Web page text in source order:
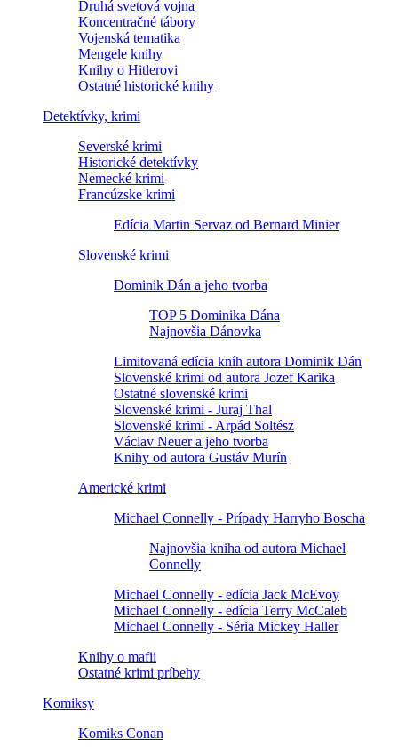
Druhá svetová vojna
Koncentračné tábory
Vojenská tematika
Mengele knihy
Knihy o Hitlerovi
Ostatné historické knihy
Detektívky, krimi
Severské krimi
Historické detektívky
Nemecké krimi
Francúzske krimi
Edícia Martin Servaz od Bernard Minier
Slovenské krimi
Dominik Dán a jeho tvorba
TOP 5 Dominika Dána
Najnovšia Dánovka
Limitovaná edícia kníh autora Dominik Dán
Slovenské krimi od autora Jozef Karika
Ostatné slovenské krimi
Slovenské krimi - Juraj Thal
Slovenské krimi - Arpád Soltész
Václav Neuer a jeho tvorba
Knihy od autora Gustáv Murín
Americké krimi
Michael Connelly - Prípady Harryho Boscha
Najnovšia kniha od autora Michael
Connelly
Michael Connelly - edícia Jack McEvoy
Michael Connelly - edícia Terry McCaleb
Michael Connelly - Séria Mickey Haller
Knihy o mafii
Ostatné krimi príbehy
Komiksy
Komiks Conan